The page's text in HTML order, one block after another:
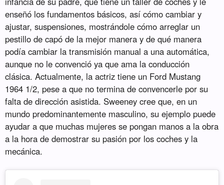
enseñó los fundamentos básicos, así cómo cambiar y
ajustar, suspensiones, mostrándole cómo arreglar un
pestillo de capó de la mejor manera y de qué manera
podía cambiar la transmisión manual a una automática,
aunque no le convenció ya que ama la conducción
clásica. Actualmente, la actriz tiene un Ford Mustang
1964 1/2, pese a que no termina de convencerle por su
falta de dirección asistida. Sweeney cree que, en un
mundo predominantemente masculino, su ejemplo puede
ayudar a que muchas mujeres se pongan manos a la obra
a la hora de demostrar su pasión por los coches y la
mecánica.